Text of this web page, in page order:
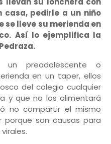
casa, pedirle a un niño
se lleve su merienda en
Así lo ejemplifica la
un preadolescente o
en un taper, ellos
del colegio cualquier
y que no los alimentará
no compartir el mismo
son causas para